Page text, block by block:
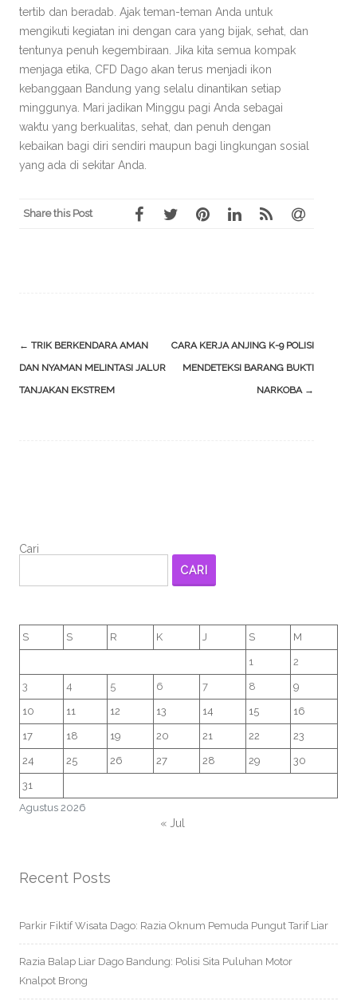
tertib dan beradab. Ajak teman-teman Anda untuk
mengikuti kegiatan ini dengan cara yang bijak, sehat, dan
tentunya penuh kegembiraan. Jika kita semua kompak
menjaga etika, CFD Dago akan terus menjadi ikon
kebanggaan Bandung yang selalu dinantikan setiap
minggunya. Mari jadikan Minggu pagi Anda sebagai
waktu yang berkualitas, sehat, dan penuh dengan
kebaikan bagi diri sendiri maupun bagi lingkungan sosial
yang ada di sekitar Anda.
Share this Post
Post
navigation
← TRIK BERKENDARA AMAN
DAN NYAMAN MELINTASI JALUR
TANJAKAN EKSTREM
CARA KERJA ANJING K-9 POLISI
MENDETEKSI BARANG BUKTI
NARKOBA →
Cari
CARI
Agustus 2026
S S R K J S M
1 2
3 4 5 6 7 8 9
10 11 12 13 14 15 16
17 18 19 20 21 22 23
24 25 26 27 28 29 30
31
« Jul
Recent Posts
Parkir Fiktif Wisata Dago: Razia Oknum Pemuda Pungut Tarif Liar
Razia Balap Liar Dago Bandung: Polisi Sita Puluhan Motor
Knalpot Brong